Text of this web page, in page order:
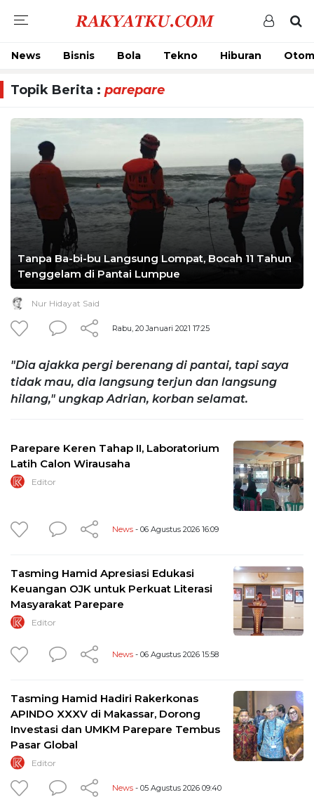
News Bisnis Bola Tekno Hiburan
Topik Berita : parepare
Tanpa Ba-bi-bu Langsung Lompat, Bocah 11 Tahun
Tenggelam di Pantai Lumpue
Nur Hidayat Said
Rabu, 20 Januari 2021 17:25
"Dia ajakka pergi berenang di pantai, tapi saya
tidak mau, dia langsung terjun dan langsung
hilang," ungkap Adrian, korban selamat.
Parepare Keren Tahap II, Laboratorium
Latih Calon Wirausaha
Editor
News - 06 Agustus 2026 16:09
Tasming Hamid Apresiasi Edukasi
Keuangan OJK untuk Perkuat Literasi
Masyarakat Parepare
Editor
News - 06 Agustus 2026 15:58
Tasming Hamid Hadiri Rakerkonas
APINDO XXXV di Makassar, Dorong
Investasi dan UMKM Parepare Tembus
Pasar Global
Editor
News - 05 Agustus 2026 09:40